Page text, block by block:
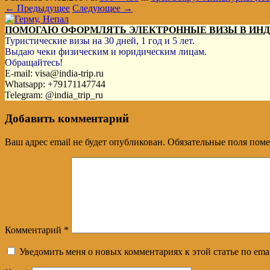
← Предыдущее Следующее →
ПОМОГАЮ ОФОРМЛЯТЬ ЭЛЕКТРОННЫЕ ВИЗЫ В
Туристические визы на 30 дней, 1 год и 5 лет.
Выдаю чеки физическим и юридическим лицам.
Обращайтесь!
E-mail: visa@india-trip.ru
Whatsapp: +79171147744
Telegram: @india_trip_ru
Добавить комментарий
Ваш адрес email не будет опубликован. Обязательные поля
Комментарий *
Уведомить меня о новых комментариях к этой статье по